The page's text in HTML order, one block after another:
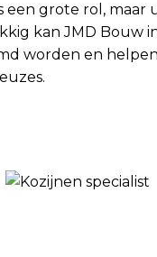
een grote rol,
kan JMD Bouw
worden en